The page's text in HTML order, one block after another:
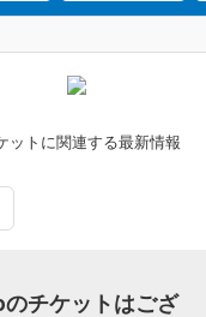
ットに関連する最新情報
チケットはござ